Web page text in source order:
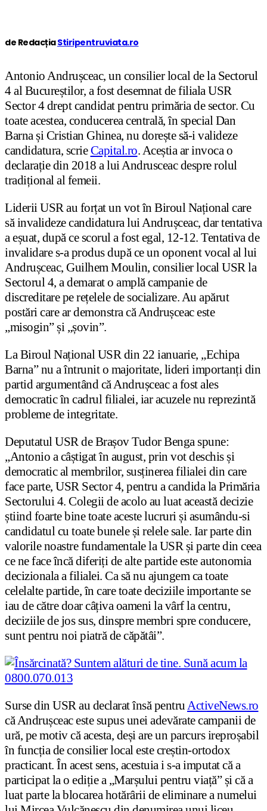
de RedacțiaStiripentruviata.ro
Antonio Andrușceac, un consilier local de la Sectorul
4 al Bucureștilor, a fost desemnat de filiala USR
Sector 4 drept candidat pentru primăria de sector. Cu
toate acestea, conducerea centrală, în special Dan
Barna și Cristian Ghinea, nu dorește să-i valideze
candidatura, scrieCapital.ro. Aceștia ar invoca o
declarație din 2018 a lui Andrusceac despre rolul
tradițional al femeii.
Liderii USR au forțat un vot în Biroul Național care
să invalideze candidatura lui Andrușceac, dar tentativa
a eșuat, după ce scorul a fost egal, 12-12. Tentativa de
invalidare s-a produs după ce un oponent vocal al lui
Andrușceac, Guilhem Moulin, consilier local USR la
Sectorul 4, a demarat o amplă campanie de
discreditare pe rețelele de socializare. Au apărut
postări care ar demonstra că Andrușceac este
„misogin” și „șovin”.
La Biroul Național USR din 22 ianuarie, „Echipa
Barna” nu a întrunit o majoritate, lideri importanți din
partid argumentând că Andrușceac a fost ales
democratic în cadrul filialei, iar acuzele nu reprezintă
probleme de integritate.
Deputatul USR de Brașov Tudor Benga spune:
„Antonio a câștigat în august, prin vot deschis și
democratic al membrilor, susținerea filialei din care
face parte, USR Sector 4, pentru a candida la Primăria
Sectorului 4. Colegii de acolo au luat această decizie
știind foarte bine toate aceste lucruri și asumându-si
candidatul cu toate bunele și relele sale. Iar parte din
valorile noastre fundamentale la USR și parte din ceea
ce ne face încă diferiți de alte partide este autonomia
decizionala a filialei. Ca să nu ajungem ca toate
celelalte partide, în care toate deciziile importante se
iau de către doar câțiva oameni la vârf la centru,
deciziile de jos sus, dinspre membri spre conducere,
sunt pentru noi piatră de căpătâi”.
Surse din USR au declarat însă pentru ActiveNews.ro
că Andrușceac este supus unei adevărate campanii de
ură, pe motiv că acesta, deși are un parcurs ireproșabil
în funcția de consilier local este creștin-ortodox
practicant. În acest sens, acestuia i s-a imputat că a
participat la o ediție a „Marșului pentru viață” și că a
luat parte la blocarea hotărârii de eliminare a numelui